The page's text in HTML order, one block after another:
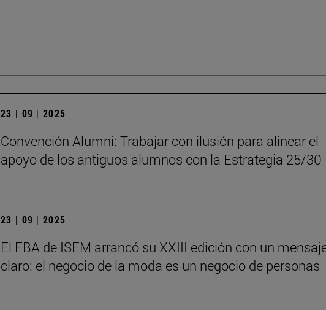
23 | 09 | 2025
Convención Alumni: Trabajar con ilusión para alinear el
apoyo de los antiguos alumnos con la Estrategia 25/30
23 | 09 | 2025
El FBA de ISEM arrancó su XXIII edición con un
claro: el negocio de la moda es un negocio de personas